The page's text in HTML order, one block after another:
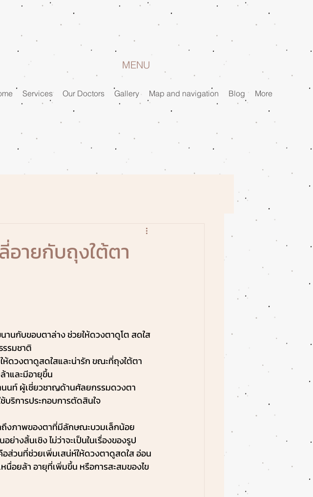
MENU
Services Our Doctors Gallery Map and navigation Blog More
อายกับถุงใต้ตา
นกับขอบตาล่าง ช่วยให้ดวงตาดูโต สดใส
รรมชาติ
ดวงตาดูสดใสและน่ารัก ขณะที่ถุงใต้ตา
าและมีอายุขึ้น
นนท์ ผู้เชี่ยวชาญด้านศัลยกรรมดวงตา
บริการประกอบการตัดสินใจ
ถึงภาพของตาที่มีลักษณะบวมเล็กน้อย
างสิ้นเชิง ไม่ว่าจะเป็นในเรื่องของรูป
วนที่ช่วยเพิ่มเสน่ห์ให้ดวงตาดูสดใส อ่อน
อยล้า อายุที่เพิ่มขึ้น หรือการสะสมของไข